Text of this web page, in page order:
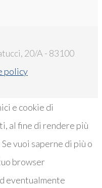
20/A - 83100
policy
e cookie di
al fine di rendere più
vuoi saperne di più o
browser
eventualmente